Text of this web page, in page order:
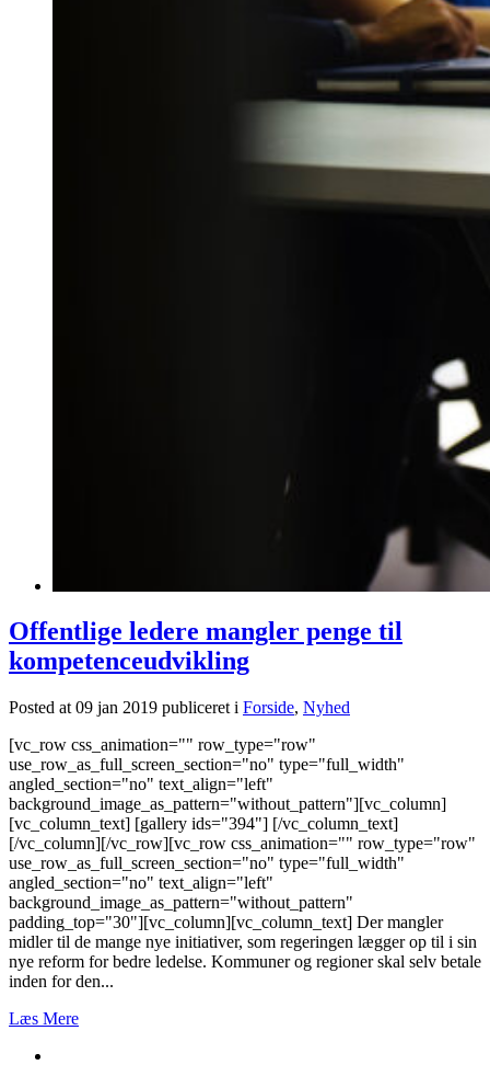
Offentlige ledere mangler penge til
kompetenceudvikling
Posted at 09 jan 2019 publiceret i Forside, Nyhed
[vc_row css_animation="" row_type="row"
use_row_as_full_screen_section="no" type="full_width"
angled_section="no" text_align="left"
background_image_as_pattern="without_pattern"][vc_column]
[vc_column_text] [gallery ids="394"] [/vc_column_text]
[/vc_column][/vc_row][vc_row css_animation="" row_type="row"
use_row_as_full_screen_section="no" type="full_width"
angled_section="no" text_align="left"
background_image_as_pattern="without_pattern"
padding_top="30"][vc_column][vc_column_text] Der mangler
midler til de mange nye initiativer, som regeringen lægger op til i sin
nye reform for bedre ledelse. Kommuner og regioner skal selv betale
inden for den...
Læs Mere